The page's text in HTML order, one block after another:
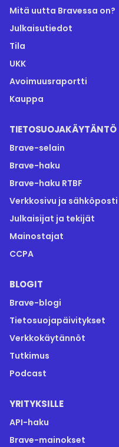
Mitä uutta Bravessa on?
Julkaisutiedot
Tila
UKK
Avoimuusraportti
Kauppa
TIETOSUOJAKÄYTÄNTÖ
Brave-selain
Brave-haku
Brave-haku RTBF
Verkkosivu ja sähköposti
Julkaisijat ja tekijät
Mainostajat
CCPA
BLOGIT
Brave-blogi
Tietosuojapäivitykset
Verkkokäytännöt
Tutkimus
Podcast
YRITYKSILLE
API-haku
Brave-mainokset